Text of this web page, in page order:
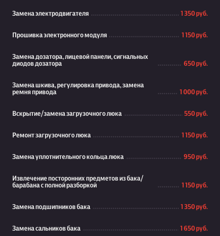
Замена электродвигателя 1 350 руб.
Прошивка электронного модуля 1 150 руб.
Замена дозатора, лицевой панели, сигнальных
диодов дозатора
650 руб.
Замена шкива, регулировка привода, замена
ремня привода
1 000 руб.
Вскрытие/замена загрузочного люка 550 руб.
Ремонт загрузочного люка 1 150 руб.
Замена уплотнительного кольца люка 950 руб.
Извлечение посторонних предметов из бака/
барабана с полной разборкой
1 150 руб.
Замена подшипников бака 1 350 руб.
Замена сальников бака 1 650 руб.